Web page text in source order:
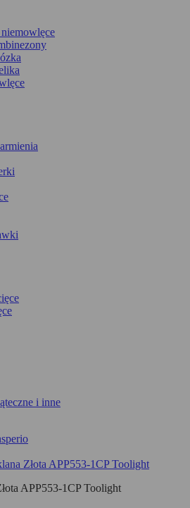
i inne
Złota APP553-1CP Toolight
APP553-1CP Toolight